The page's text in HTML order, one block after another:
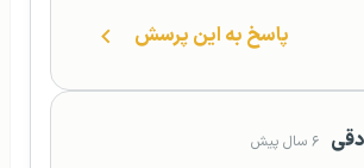
پاسخ به این پرسش
۶ سال پیش